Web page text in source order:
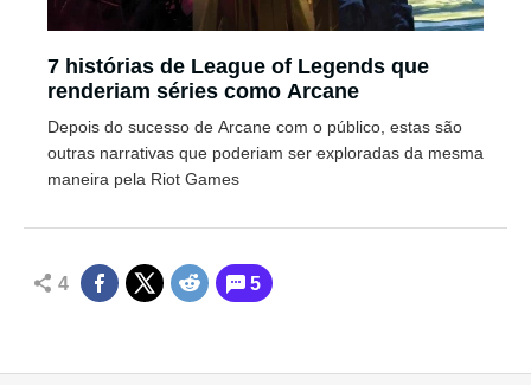
7 histórias de League of Legends que
renderiam séries como Arcane
Depois do sucesso de Arcane com o público, estas são
outras narrativas que poderiam ser exploradas da mesma
maneira pela Riot Games
4 5